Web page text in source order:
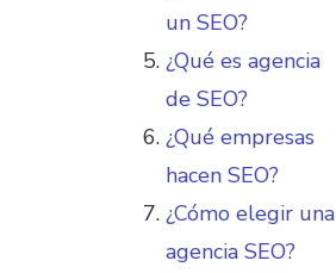
un SEO?
¿Qué es agencia
de SEO?
¿Qué empresas
hacen SEO?
¿Cómo elegir una
agencia SEO?